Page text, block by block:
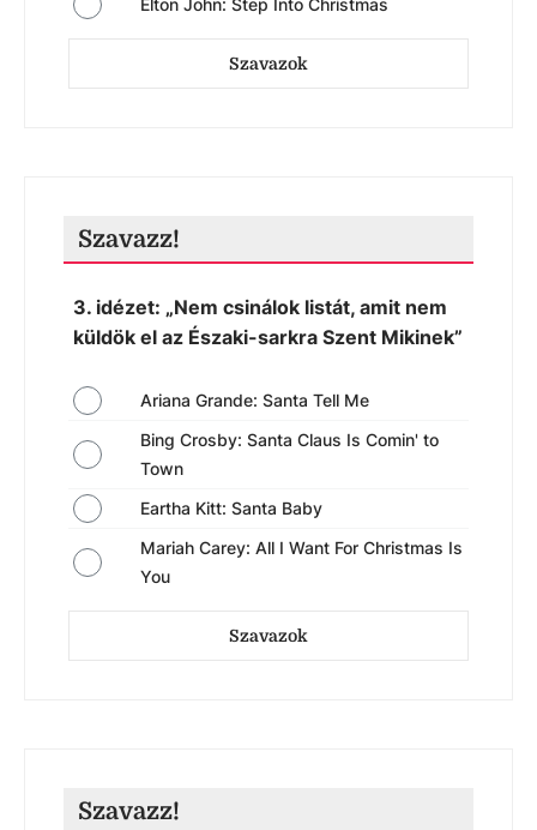
Elton John: Step Into Christmas
Szavazok
Szavazz!
3. idézet: „Nem csinálok listát, amit nem
küldök el az Északi-sarkra Szent Mikinek”
Ariana Grande: Santa Tell Me
Bing Crosby: Santa Claus Is Comin' to
Town
Eartha Kitt: Santa Baby
Mariah Carey: All I Want For Christmas Is
You
Szavazok
Szavazz!